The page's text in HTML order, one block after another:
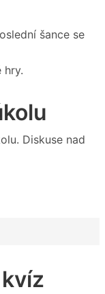
šance se
hry.
Diskuse nad